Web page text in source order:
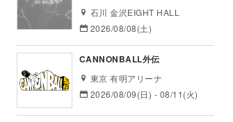
石川 金沢EIGHT HALL
2026/08/08(土)
CANNONBALL外伝
東京 有明アリーナ
2026/08/09(日) - 08/11(火)